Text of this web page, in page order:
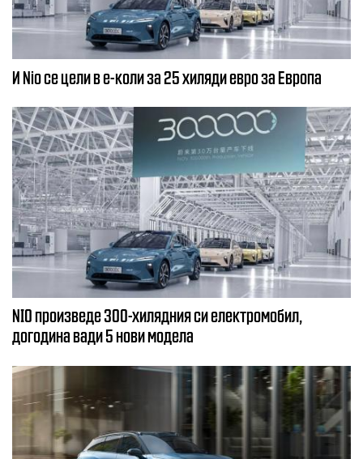
И Nio се цели в е-коли за 25 хиляди евро за Европа
NIO произведе 300-хилядния си електромобил,
догодина вади 5 нови модела